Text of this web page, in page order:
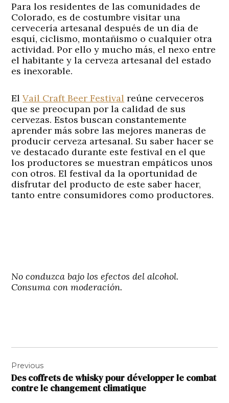
Para los residentes de las comunidades de
Colorado, es de costumbre visitar una
cervecería artesanal después de un día de
esquí, ciclismo, montañismo o cualquier otra
actividad. Por ello y mucho más, el nexo entre
el habitante y la cerveza artesanal del estado
es inexorable.
ElVail Craft Beer Festival reúne cerveceros
que se preocupan por la calidad de sus
cervezas. Estos buscan constantemente
aprender más sobre las mejores maneras de
producir cerveza artesanal. Su saber hacer se
ve destacado durante este festival en el que
los productores se muestran empáticos unos
con otros. El festival da la oportunidad de
disfrutar del producto de este saber hacer,
tanto entre consumidores como productores.
No conduzca bajo los efectos del alcohol.
Consuma con moderación.
de
l’article
Previous
Des coffrets de whisky pour développer le combat
contre le changement climatique